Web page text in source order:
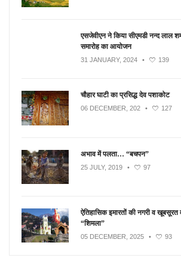
एसजेवीएन ने किया सीएमडी नन्‍द लाल
समारोह का आयोजन
31 JANUARY, 2024 • 139
चौहार घाटी का प्रसिद्ध देव पशाकोट
06 DECEMBER, 202 • 127
अभाव में पलता… “बचपन”
25 JULY, 2019 • 97
ऐतिहासिक इमारतों की नगरी व खूबसूरत
“शिमला”
05 DECEMBER, 2025 • 93